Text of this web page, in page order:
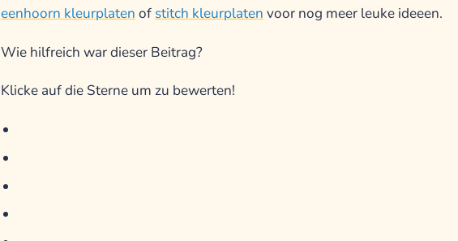
eenhoorn kleurplaten of stitch kleurplaten voor nog meer leuke ideeen.
Wie hilfreich war dieser Beitrag?
Klicke auf die Sterne um zu bewerten!